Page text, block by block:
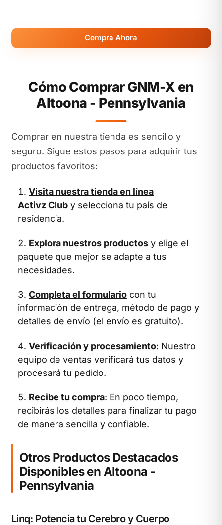
Compra Ahora
Cómo Comprar GNM-X en
Altoona - Pennsylvania
Comprar en nuestra tienda es sencillo y
seguro. Sigue estos pasos para adquirir tus
productos favoritos:
Visita nuestra tienda en línea
Activz Club y selecciona tu país de
residencia.
Explora nuestros productos y elige el
paquete que mejor se adapte a tus
necesidades.
Completa el formulario con tu
información de entrega, método de pago y
detalles de envío (el envío es gratuito).
Verificación y procesamiento: Nuestro
equipo de ventas verificará tus datos y
procesará tu pedido.
Recibe tu compra: En poco tiempo,
recibirás los detalles para finalizar tu pago
de manera sencilla y confiable.
Otros Productos Destacados
Disponibles en Altoona -
Pennsylvania
Linq: Potencia tu Cerebro y Cuerpo